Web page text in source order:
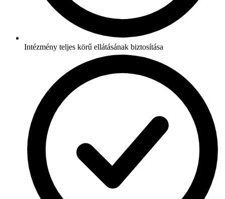
Intézmény teljes körű ellátásának biztosítása